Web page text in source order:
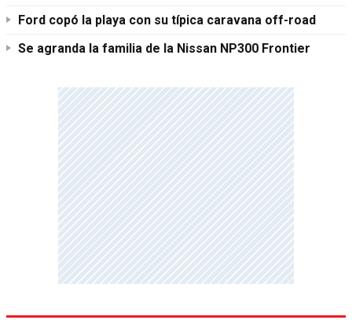
Ford copó la playa con su típica caravana off-road
Se agranda la familia de la Nissan NP300 Frontier